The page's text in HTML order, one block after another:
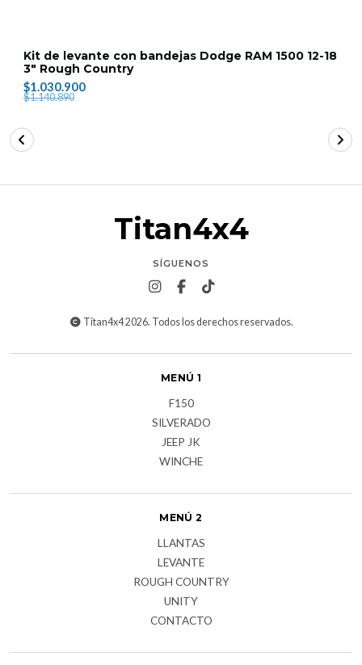
Kit de levante con bandejas Dodge RAM 1500 12-18
3" Rough Country
$1.030.900
$1.140.890
Titan4x4
SÍGUENOS
Titan4x4 2026. Todos los derechos reservados.
MENÚ 1
F150
SILVERADO
JEEP JK
WINCHE
MENÚ 2
LLANTAS
LEVANTE
ROUGH COUNTRY
UNITY
CONTACTO